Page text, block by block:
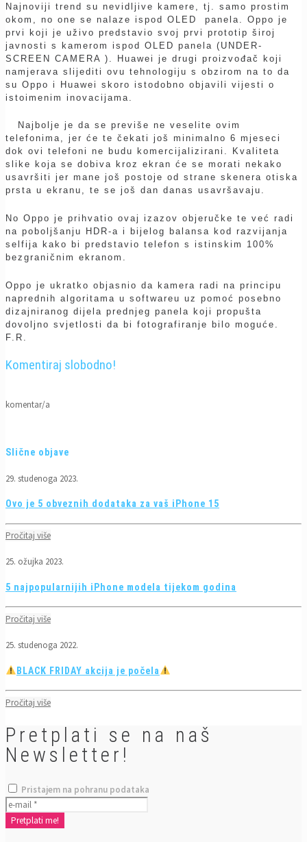
Najnoviji trend su nevidljive kamere, tj. samo prostim
okom, no one se nalaze ispod OLED panela. Oppo je
prvi koji je uživo predstavio svoj prvi prototip široj
javnosti s kamerom ispod OLED panela (UNDER-
SCREEN CAMERA ). Huawei je drugi proizvođač koji
namjerava slijediti ovu tehnologiju s obzirom na to da
su Oppo i Huawei skoro istodobno objavili vijesti o
istoimenim inovacijama.
Najbolje je da se previše ne veselite ovim
telefonima, jer će te čekati još minimalno 6 mjeseci
dok ovi telefoni ne budu komercijalizirani. Kvaliteta
slike koja se dobiva kroz ekran će se morati nekako
usavršiti jer mane još postoje od strane skenera otiska
prsta u ekranu, te se još dan danas usavršavaju.
No Oppo je prihvatio ovaj izazov objeručke te već radi
na poboljšanju HDR-a i bijelog balansa kod razvijanja
selfija kako bi predstavio telefon s istinskim 100%
bezgraničnim ekranom.
Oppo je ukratko objasnio da kamera radi na principu
naprednih algoritama u softwareu uz pomoć posebno
dizajniranog dijela prednjeg panela koji propušta
dovoljno svjetlosti da bi fotografiranje bilo moguće.
F.R.
Komentiraj slobodno!
komentar/a
Slične objave
29. studenoga 2023.
Ovo je 5 obveznih dodataka za vaš iPhone 15
Pročitaj više
25. ožujka 2023.
5 najpopularnijih iPhone modela tijekom godina
Pročitaj više
25. studenoga 2022.
BLACK FRIDAY akcija je počela
Pročitaj više
Pretplati se na naš
Newsletter!
Pristajem na pohranu podataka